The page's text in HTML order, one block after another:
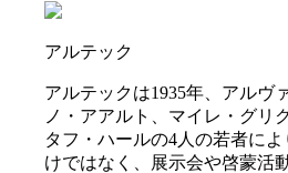
アルテック
アルテックは1935年、アルヴ
ノ・アアルト、マイレ・グリ
タフ・ハールの4人の若者に
けではなく、展示会や啓蒙活